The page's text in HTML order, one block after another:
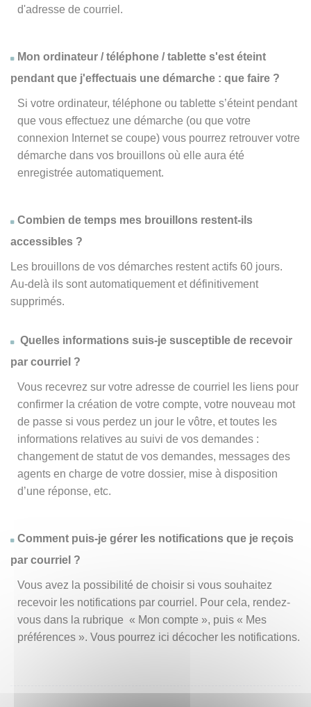
d'adresse de courriel.
Mon ordinateur / téléphone / tablette s'est éteint
pendant que j'effectuais une démarche : que faire ?
Si votre ordinateur, téléphone ou tablette s’éteint pendant
que vous effectuez une démarche (ou que votre
connexion Internet se coupe) vous pourrez retrouver votre
démarche dans vos brouillons où elle aura été
enregistrée automatiquement.
Combien de temps mes brouillons restent-ils
accessibles ?
Les brouillons de vos démarches restent actifs 60 jours.
Au-delà ils sont automatiquement et définitivement
supprimés.
Quelles informations suis-je susceptible de recevoir
par courriel ?
Vous recevrez sur votre adresse de courriel les liens pour
confirmer la création de votre compte, votre nouveau mot
de passe si vous perdez un jour le vôtre, et toutes les
informations relatives au suivi de vos demandes :
changement de statut de vos demandes, messages des
agents en charge de votre dossier, mise à disposition
d’une réponse, etc.
Comment puis-je gérer les notifications que je reçois
par courriel ?
Vous avez la possibilité de choisir si vous souhaitez
recevoir les notifications par courriel. Pour cela, rendez-
vous dans la rubrique « Mon compte », puis « Mes
préférences ». Vous pourrez ici décocher les notifications.